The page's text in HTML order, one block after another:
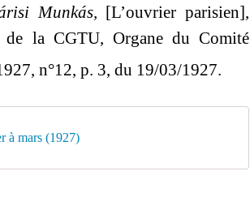
Munkás, [L’ouvrier parisien],
de la CGTU, Organe du Comité
n°12, p. 3, du 19/03/1927.
à mars (1927)